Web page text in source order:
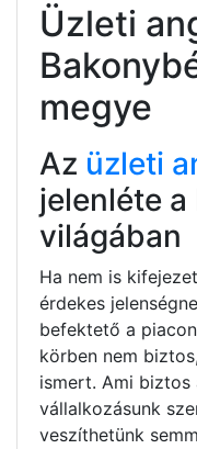
Üzleti
megye
Az üzleti
jelenléte
világában
Ha nem is
érdekes
befektető a
körben nem
ismert. Ami biztos
vállalkozásunk
veszíthetünk